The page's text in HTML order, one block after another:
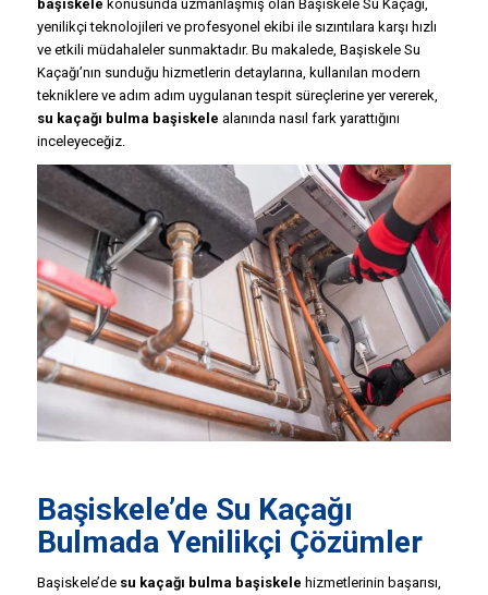
başiskele konusunda uzmanlaşmış olan Başiskele Su Kaçağı,
yenilikçi teknolojileri ve profesyonel ekibi ile sızıntılara karşı hızlı
ve etkili müdahaleler sunmaktadır. Bu makalede, Başiskele Su
Kaçağı’nın sunduğu hizmetlerin detaylarına, kullanılan modern
tekniklere ve adım adım uygulanan tespit süreçlerine yer vererek,
su kaçağı bulma başiskele alanında nasıl fark yarattığını
inceleyeceğiz.
Başiskele’de Su Kaçağı
Bulmada Yenilikçi Çözümler
Başiskele’de su kaçağı bulma başiskele hizmetlerinin başarısı,